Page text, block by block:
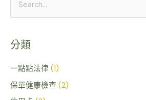
鍵
字
:
分類
一點點法律 (1)
保單健康檢查 (2)